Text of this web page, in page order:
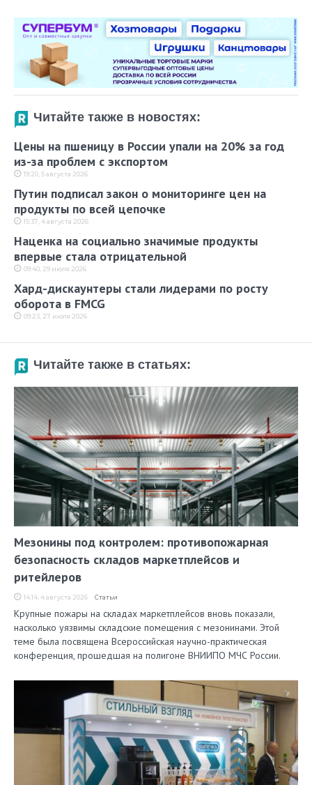
Читайте также в новостях:
Цены на пшеницу в России упали на 20% за год
из-за проблем с экспортом
19:20, 5 августа 2026
Путин подписал закон о мониторинге цен на
продукты по всей цепочке
15:37, 4 августа 2026
Наценка на социально значимые продукты
впервые стала отрицательной
09:40, 29 июля 2026
Хард-дискаунтеры стали лидерами по росту
оборота в FMCG
09:23, 27 июля 2026
Читайте также в статьях:
Мезонины под контролем: противопожарная
безопасность складов маркетплейсов и
ритейлеров
14:14, 4 августа 2026 Статьи
Крупные пожары на складах маркетплейсов вновь показали,
насколько уязвимы складские помещения с мезонинами. Этой
теме была посвящена Всероссийская научно-практическая
конференция, прошедшая на полигоне ВНИИПО МЧС России.